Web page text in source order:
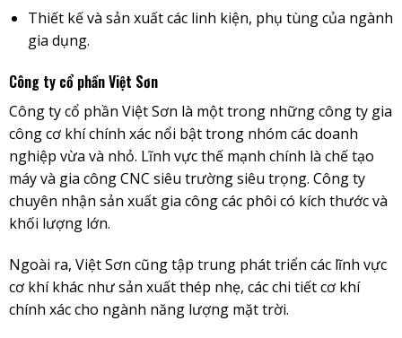
Thiết kế và sản xuất các linh kiện, phụ tùng của ngành
gia dụng.
Công ty cổ phần Việt Sơn
Công ty cổ phần Việt Sơn là một trong những công ty gia
công cơ khí chính xác nổi bật trong nhóm các doanh
nghiệp vừa và nhỏ. Lĩnh vực thế mạnh chính là chế tạo
máy và gia công CNC siêu trường siêu trọng. Công ty
chuyên nhận sản xuất gia công các phôi có kích thước và
khối lượng lớn.
Ngoài ra, Việt Sơn cũng tập trung phát triển các lĩnh vực
cơ khí khác như sản xuất thép nhẹ, các chi tiết cơ khí
chính xác cho ngành năng lượng mặt trời.